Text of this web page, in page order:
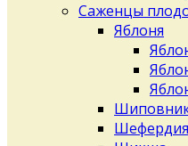
Саженцы
Яблоня
Шефердия